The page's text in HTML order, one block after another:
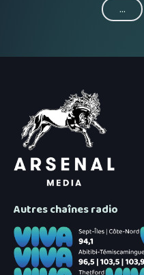
...
Autres chaînes radio